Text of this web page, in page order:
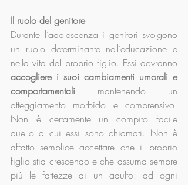
Il ruolo del genitore
Durante l’adolescenza i genitori svolgono
un ruolo determinante nell’educazione e
accogliere i suoi cambiamenti umorali e
comportamentali mantenendo un
atteggiamento morbido e comprensivo.
Non è certamente un compito facile
quello a cui essi sono chiamati. Non è
affatto semplice accettare che il proprio
figlio stia crescendo e che assuma sempre
più le fattezze di un adulto: ad ogni